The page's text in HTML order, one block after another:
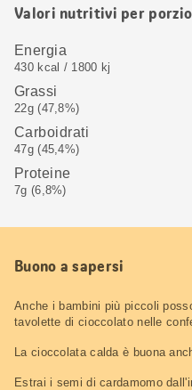
Valori nutritivi per
Energia
430 kcal / 1800 kj
Grassi
22g (47,8%)
Carboidrati
47g (45,4%)
Proteine
7g (6,8%)
Buono a sapersi
Anche i bambini più piccoli
tavolette di cioccolato nelle
La cioccolata calda è buona
Estrai i semi di cardamomo